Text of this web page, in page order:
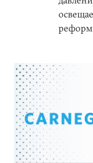
реформ